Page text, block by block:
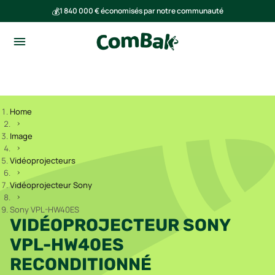
💰1 840 000 € économisés par notre communauté
Home
Image
Vidéoprojecteurs
Vidéoprojecteur Sony
Sony VPL-HW40ES
VIDÉOPROJECTEUR SONY
VPL-HW40ES
RECONDITIONNÉ